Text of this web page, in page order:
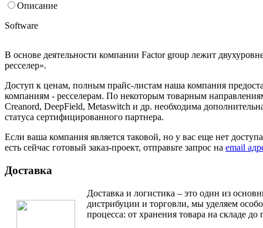
Описание
Software
В основе деятельности компании Factor group лежит
ресселер».
Доступ к ценам, полным прайс-листам наша компания
компаниям - ресселерам. По некоторым товарным
Creanord, DeepField, Metaswitch и др. необходима
статуса сертифицированного партнера.
Если ваша компания является таковой, но у вас еще нет
есть сейчас готовый заказ-проект, отправьте запрос на email
Доставка
Доставка и логистика – это один из
дистрибуции и торговли, мы уделяем
процесса: от хранения товара на складе до